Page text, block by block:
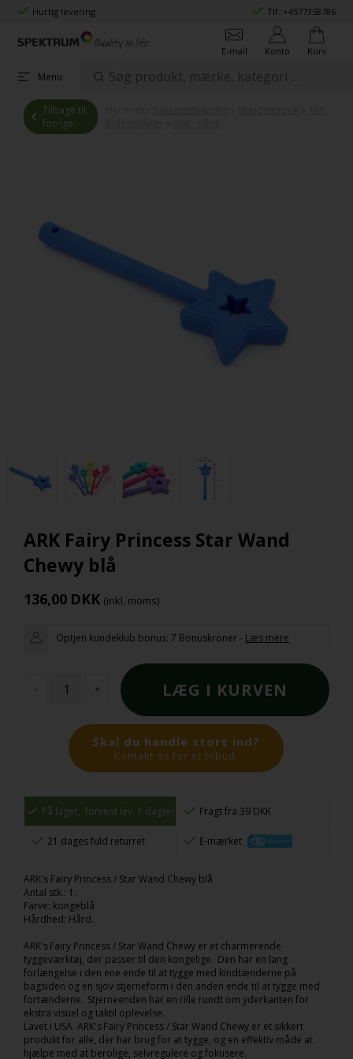
Hurtig levering Tlf.:+4577358786
E-mail Konto Kurv
Menu
Tilbage til
forrige
ARK Fairy Princess Star Wand
Chewy blå
136,00 DKK (inkl. moms)
Optjen kundeklub bonus:7 Bonuskroner - Læs mere
- +
Skal du handle stort ind?
Kontakt os for et tilbud.
På lager,forvent lev. 1 dag(e) Fragt fra 39 DKK
21 dages fuld returret E-mærket
ARK's Fairy Princess / Star Wand Chewy blå
Antal stk.: 1.
Farve: kongeblå
Hårdhed: Hård.
ARK's Fairy Princess / Star Wand Chewy er et charmerende
tyggeværktøj, der passer til den kongelige. Den har en lang
forlængelse i den ene ende til at tygge med kindtænderne på
bagsiden og en sjov stjerneform i den anden ende til at tygge med
fortænderne. Stjerneenden har en rille rundt om yderkanten for
ekstra visuel og taktil oplevelse.
Lavet i USA. ARK's Fairy Princess / Star Wand Chewy er et sikkert
produkt for alle, der har brug for at tygge, og en effektiv måde at
hjælpe med at berolige, selvregulere og fokusere.